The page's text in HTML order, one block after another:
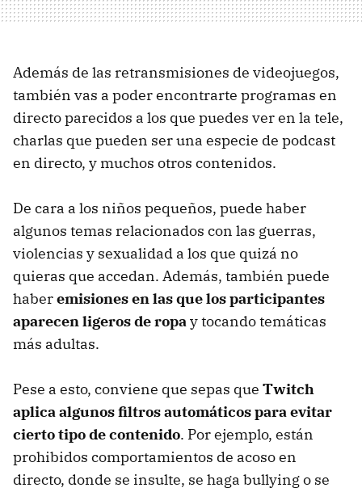
Además de las retransmisiones de videojuegos,
también vas a poder encontrarte programas en
directo parecidos a los que puedes ver en la tele,
charlas que pueden ser una especie de podcast
en directo, y muchos otros contenidos.
De cara a los niños pequeños, puede haber
algunos temas relacionados con las guerras,
violencias y sexualidad a los que quizá no
quieras que accedan. Además, también puede
haberemisiones en las que los participantes
aparecen ligeros de ropay tocando temáticas
más adultas.
Pese a esto, conviene que sepas que Twitch
aplica algunos filtros automáticos para evitar
cierto tipo de contenido. Por ejemplo, están
prohibidos comportamientos de acoso en
directo, donde se insulte, se haga bullying o se